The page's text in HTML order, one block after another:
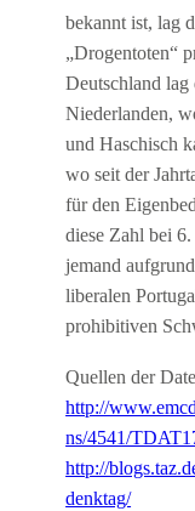
bekannt ist, lag
„Drogentoten“
Deutschland
Niederlanden,
und Haschisch
wo seit der
für den
diese Zahl bei
jemand
liberalen
prohibitiven
Quellen der
http://
ns/4541/
http://
denktag/